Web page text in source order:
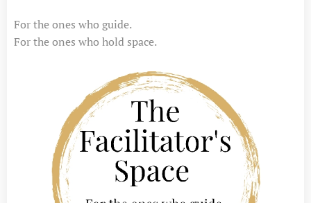
For the ones who guide.
For the ones who hold space.